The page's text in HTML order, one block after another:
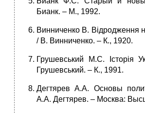
Бианк. – М., 1992.
Винниченко В. Відродження
/ В. Винниченко. – К., 1920.
Грушевський М.С. Історія
Грушевський. – К., 1991.
Дегтярев А.А. Основы
А.А. Дегтярев. – Москва: